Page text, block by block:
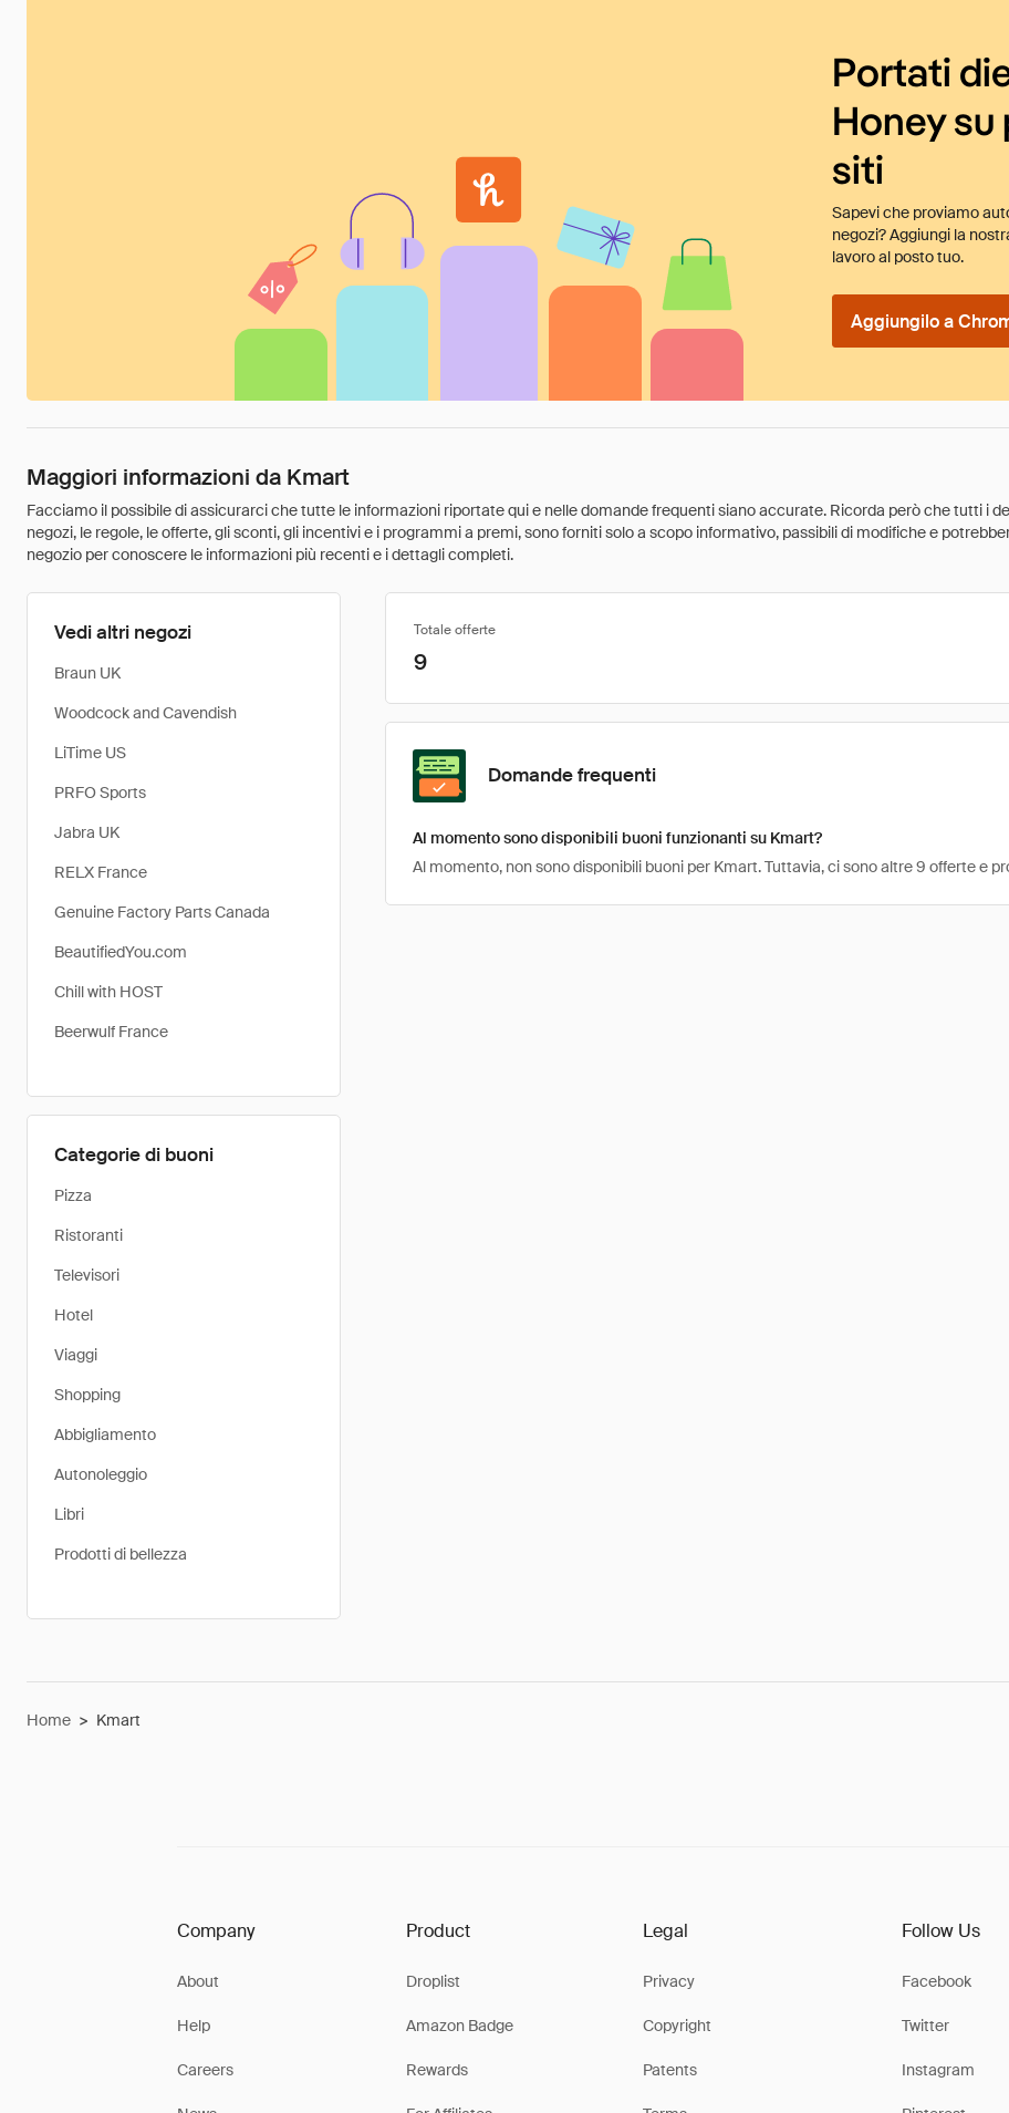
Portati
Honey
siti
Sapevi che proviamo
negozi? Aggiungi la
lavoro al posto tuo.
Aggiungilo a
Maggiori informazioni da Kmart
Facciamo il possibile di assicurarci che tutte le informazioni riportate qui e nelle domande frequenti siano accurate. Ricorda però che tutti i
negozi, le regole, le offerte, gli sconti, gli incentivi e i programmi a premi, sono forniti solo a scopo informativo, passibili di modifiche e
negozio per conoscere le informazioni più recenti e i dettagli completi.
Vedi altri negozi
Braun UK
Woodcock and Cavendish
LiTime US
PRFO Sports
Jabra UK
RELX France
Genuine Factory Parts Canada
BeautifiedYou.com
Chill with HOST
Beerwulf France
Categorie di buoni
Pizza
Ristoranti
Televisori
Hotel
Viaggi
Shopping
Abbigliamento
Autonoleggio
Libri
Prodotti di bellezza
Totale offerte
9
Domande frequenti
Al momento sono disponibili buoni funzionanti su Kmart?
Al momento, non sono disponibili buoni per Kmart. Tuttavia, ci sono altre 9 offerte e
Home > Kmart
Company
About
Help
Careers
Product
Droplist
Amazon Badge
Rewards
Legal
Privacy
Copyright
Patents
Follow Us
Facebook
Twitter
Instagram